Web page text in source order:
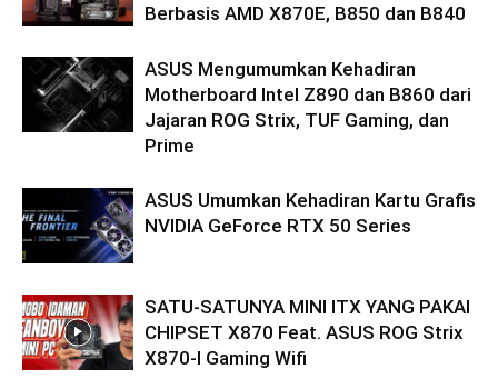
Berbasis AMD X870E, B850 dan B840
ASUS Mengumumkan Kehadiran
Motherboard Intel Z890 dan B860 dari
Jajaran ROG Strix, TUF Gaming, dan
Prime
ASUS Umumkan Kehadiran Kartu Grafis
NVIDIA GeForce RTX 50 Series
SATU-SATUNYA MINI ITX YANG PAKAI
CHIPSET X870 Feat. ASUS ROG Strix
X870-I Gaming Wifi